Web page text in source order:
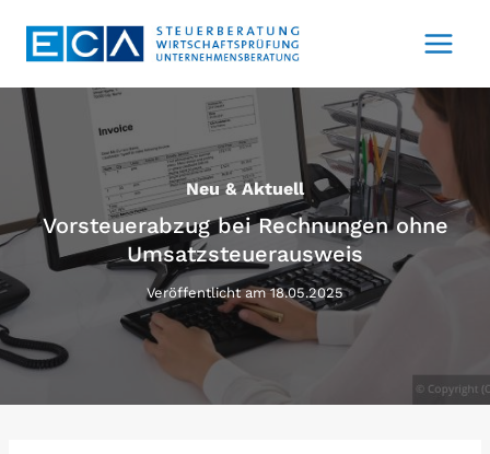
Inhalt
Neu & Aktuell
Vorsteuerabzug bei Rechnungen ohne
Umsatzsteuerausweis
Veröffentlicht am 18.05.2025